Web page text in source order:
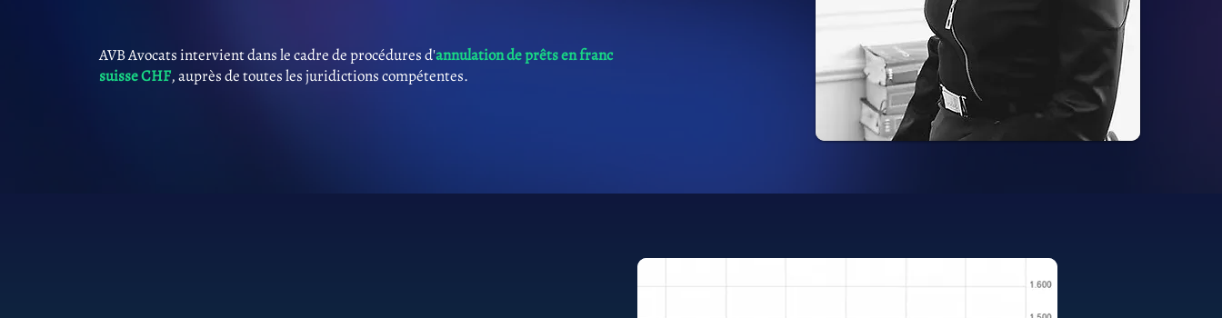
AVB Avocats intervient dans le cadre de procédures d'annulation de prêts en franc
suisse CHF, auprès de toutes les juridictions compétentes.